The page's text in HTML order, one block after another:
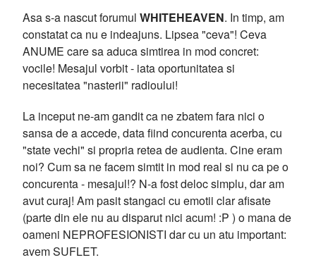
Asa s-a nascut forumul WHITEHEAVEN. In timp, am
constatat ca nu e indeajuns. Lipsea "ceva"! Ceva
ANUME care sa aduca simtirea in mod concret:
vocile! Mesajul vorbit - iata oportunitatea si
necesitatea "nasterii" radioului!
La inceput ne-am gandit ca ne zbatem fara nici o
sansa de a accede, data fiind concurenta acerba, cu
"state vechi" si propria retea de audienta. Cine eram
noi? Cum sa ne facem simtit in mod real si nu ca pe o
concurenta - mesajul!? N-a fost deloc simplu, dar am
avut curaj! Am pasit stangaci cu emotii clar afisate
(parte din ele nu au disparut nici acum! :P ) o mana de
oameni NEPROFESIONISTI dar cu un atu important:
avem SUFLET.